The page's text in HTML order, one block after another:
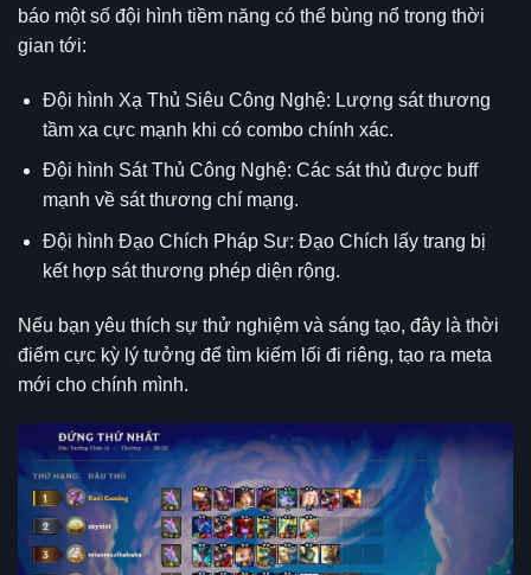
báo một số đội hình tiềm năng có thể bùng nổ trong thời
gian tới:
Đội hình Xạ Thủ Siêu Công Nghệ: Lượng sát thương
tầm xa cực mạnh khi có combo chính xác.
Đội hình Sát Thủ Công Nghệ: Các sát thủ được buff
mạnh về sát thương chí mạng.
Đội hình Đạo Chích Pháp Sư: Đạo Chích lấy trang bị
kết hợp sát thương phép diện rộng.
Nếu bạn yêu thích sự thử nghiệm và sáng tạo, đây là thời
điểm cực kỳ lý tưởng để tìm kiếm lối đi riêng, tạo ra meta
mới cho chính mình.